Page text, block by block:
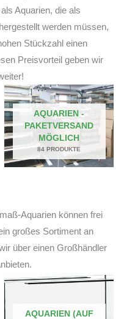
Aquarien, die als
werden müssen,
Stückzahl einen
Preisvorteil geben wir
AQUARIEN -
PAKETVERSAND
MÖGLICH
84 PRODUKTE
Aquarien können frei
großes Sortiment an
über einen Großhändler
AQUARIEN (AUF